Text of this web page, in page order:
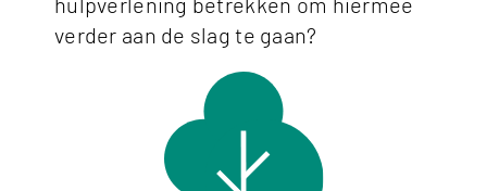
verder aan de slag te gaan?